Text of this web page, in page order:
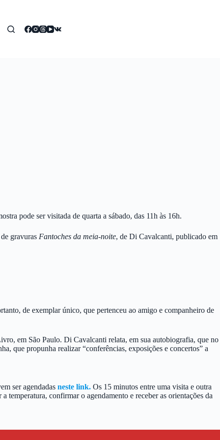
pode ser visitada de quarta a sábado, das 11h às 16h.
gravuras Fantoches da meia-noite, de Di Cavalcanti, publicado em
de exemplar único, que pertenceu ao amigo e companheiro de
em São Paulo. Di Cavalcanti relata, em sua autobiografia, que no
que propunha realizar “conferências, exposições e concertos” a
ser agendadas neste link. Os 15 minutos entre uma visita e outra
temperatura, confirmar o agendamento e receber as orientações da